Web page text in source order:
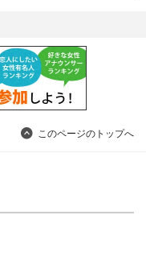
このページのトップへ